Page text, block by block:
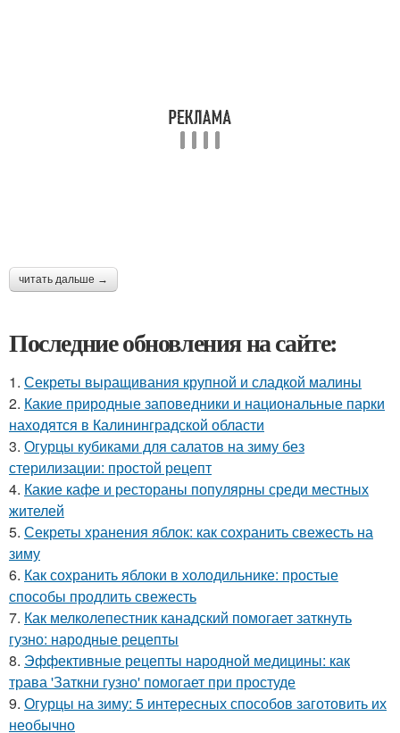
читать дальше →
Последние обновления на сайте:
1. Секреты выращивания крупной и сладкой малины
2. Какие природные заповедники и национальные парки
находятся в Калининградской области
3. Огурцы кубиками для салатов на зиму без
стерилизации: простой рецепт
4. Какие кафе и рестораны популярны среди местных
жителей
5. Секреты хранения яблок: как сохранить свежесть на
зиму
6. Как сохранить яблоки в холодильнике: простые
способы продлить свежесть
7. Как мелколепестник канадский помогает заткнуть
гузно: народные рецепты
8. Эффективные рецепты народной медицины: как
трава 'Заткни гузно' помогает при простуде
9. Огурцы на зиму: 5 интересных способов заготовить их
необычно